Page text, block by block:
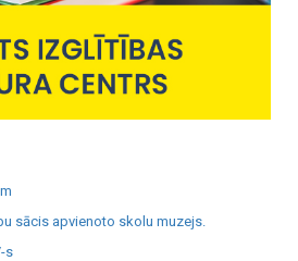
sācis apvienoto skolu muzejs.
s